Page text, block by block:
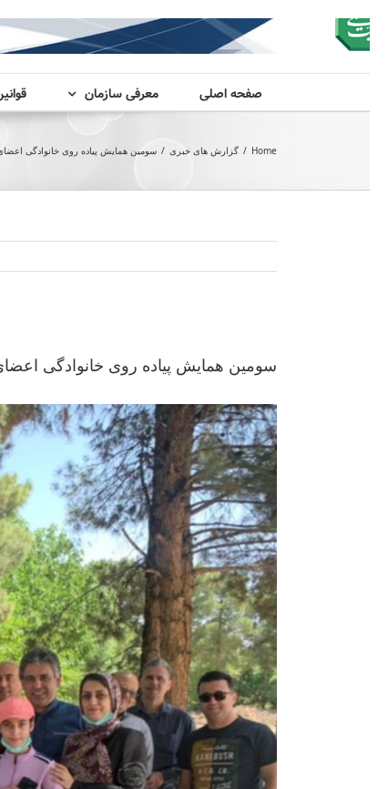
صفحه اصلی معرفی سازمان
Home
/ گزارش های خبری / سومین همایش پیاده روی خانوادگی
Image
سومین همایش پیاده روی خانوادگی